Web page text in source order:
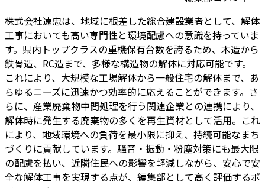
株式会社遠忠は、地域に根差した総合建設業者として、解体
工事においても高い専門性と環境配慮への意識を持っていま
す。県内トップクラスの重機保有台数を誇るため、木造から
鉄骨造、RC造まで、多様な構造物の解体に対応可能です。
これにより、大規模な工場解体から一般住宅の解体まで、あ
らゆるニーズに迅速かつ効率的に応えることができます。さ
らに、産業廃棄物中間処理を行う関連企業との連携により、
解体時に発生する廃棄物の多くを再生資材として活用。これ
により、地域環境への負荷を最小限に抑え、持続可能なまち
づくりに貢献しています。騒音・振動・粉塵対策にも最大限
の配慮を払い、近隣住民への影響を軽減しながら、安心で安
全な解体工事を実現する点が、編集部として高く評価するポ